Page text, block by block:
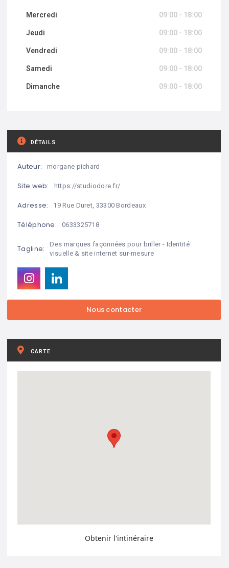
Mercredi 09:00 - 18:00
Jeudi 09:00 - 18:00
Vendredi 09:00 - 18:00
Samedi 09:00 - 18:00
Dimanche 09:00 - 18:00
DÉTAILS
Auteur: morgane pichard
Site web: https://studiodore.fr/
Adresse: 19 Rue Duret, 33300 Bordeaux
Téléphone: 0633325718
Tagline:
Des marques façonnées pour briller - Identité
visuelle & site internet sur-mesure
CARTE
Obtenir l'intinéraire